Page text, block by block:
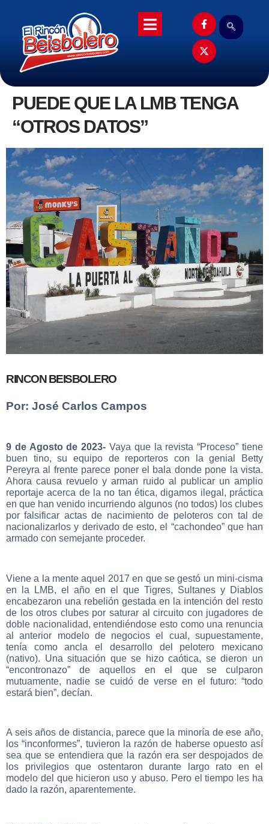
PUEDE QUE LA LMB TENGA
“OTROS DATOS”
RINCON BEISBOLERO
Por: José Carlos Campos
9 de Agosto de 2023- Vaya que la revista “Proceso” tiene
buen tino, su equipo de reporteros con la genial Betty
Pereyra al frente parece poner el bala donde pone la vista.
Ahora causa revuelo y arman ruido al publicar un amplio
reportaje acerca de la no tan ética, digamos ilegal, práctica
en que han venido incurriendo algunos (no todos) los clubes
por falsificar actas de nacimiento de peloteros con tal de
nacionalizarlos y derivado de esto, el “cachondeo” que han
armado con semejante proceder.
Viene a la mente aquel 2017 en que se gestó un mini-cisma
en la LMB, el año en el que Tigres, Sultanes y Diablos
encabezaron una rebelión gestada en la intención del resto
de los otros clubes por saturar al circuito con jugadores de
doble nacionalidad, entendiéndose esto como una renuncia
al anterior modelo de negocios el cual, supuestamente,
tenía como ancla el desarrollo del pelotero mexicano
(nativo). Una situación que se hizo caótica, se dieron un
“encontronazo” de aquellos en el que se culparon
mutuamente, nadie se cuidó de verse en el futuro: “todo
estará bien”, decían.
A seis años de distancia, parece que la minoría de ese año,
los “inconformes”, tuvieron la razón de haberse opuesto así
sea que se entendiera que la razón era ser despojados de
los privilegios que ostentaron durante largo rato en el
modelo del que hicieron uso y abuso. Pero el tiempo les ha
dado la razón, aparentemente.